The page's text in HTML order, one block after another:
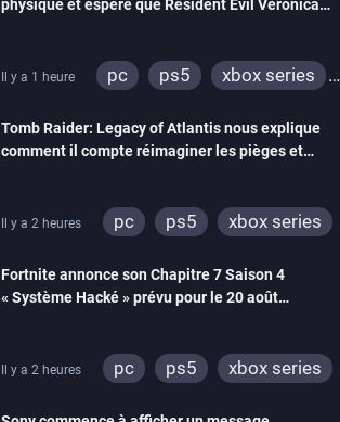
physique et espère que Resident Evil Veronica
Il y a 1 heure pc ps5
xbox series
Tomb Raider: Legacy of Atlantis nous explique
comment il compte réimaginer les pièges et
Il y a 2 heures pc ps5
xbox series
Fortnite annonce son Chapitre 7 Saison 4
« Système Hacké » prévu pour le 20 août
Il y a 2 heures pc ps5
xbox series